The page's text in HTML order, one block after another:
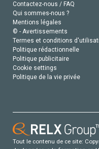
Contactez-nous / FAQ
Qui sommes-nous ?
Mentions légales
© - Avertissements
Termes et conditions
Politique rédactionnelle
Politique publicitaire
Cookie settings
Politique de la vie privée
Tout le contenu de ce site: